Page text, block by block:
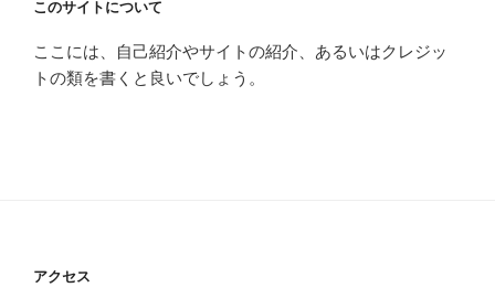
このサイトについて
ここには、自己紹介やサイトの紹介、あるいはクレジッ
トの類を書くと良いでしょう。
アクセス